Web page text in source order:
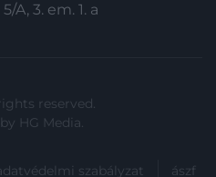
A, 3. em. 1. a
reserved.
HG Media.
szabályzat ászf